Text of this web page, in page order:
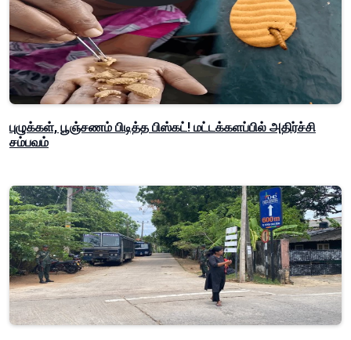
புழுக்கள், பூஞ்சணம் பிடித்த பிஸ்கட்! மட்டக்களப்பில் அதிர்ச்சி
சம்பவம்